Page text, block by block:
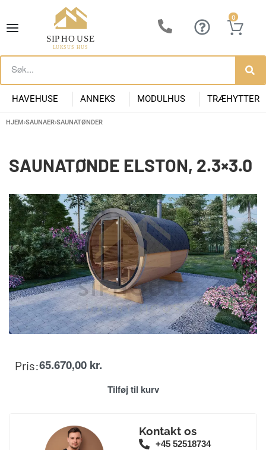
0
HAVEHUSE
Lille Havehus i Træ
ANNEKS
Luksus Anneks
MODULHUS TRÆHYTTER
HJEM›SAUNAER›SAUNATØNDER
SAUNATØNDE ELSTON, 2.3×3.0
Pris:65.670,00 kr.
Tilføj til kurv
Kontakt os
+45 52518734